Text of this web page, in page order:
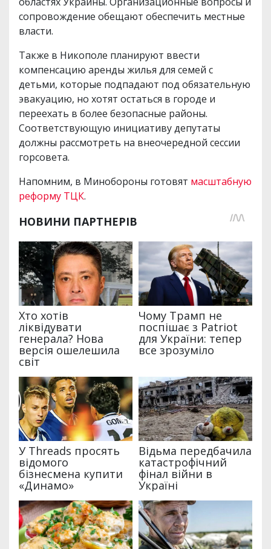
сопровождение обещают обеспечить местные
власти.
Также в Никополе планируют ввести
компенсацию аренды жилья для семей с
детьми, которые подпадают под обязательную
эвакуацию, но хотят остаться в городе и
переехать в более безопасные районы.
Соответствующую инициативу депутаты
должны рассмотреть на внеочередной сессии
горсовета.
Напомним, в Минобороны готовят масштабную
реформу ТЦК.